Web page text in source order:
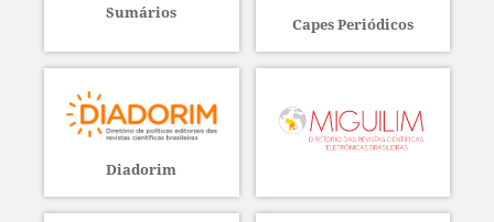
Sumários
Capes Periódicos
Diadorim